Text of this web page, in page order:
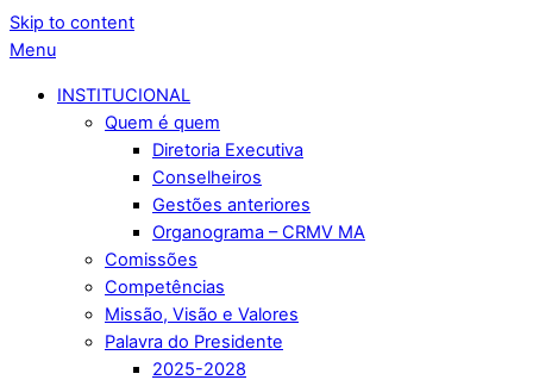
Skip to content
Menu
INSTITUCIONAL
Quem é quem
Diretoria Executiva
Conselheiros
Gestões anteriores
Organograma – CRMV MA
Comissões
Competências
Missão, Visão e Valores
Palavra do Presidente
2025-2028